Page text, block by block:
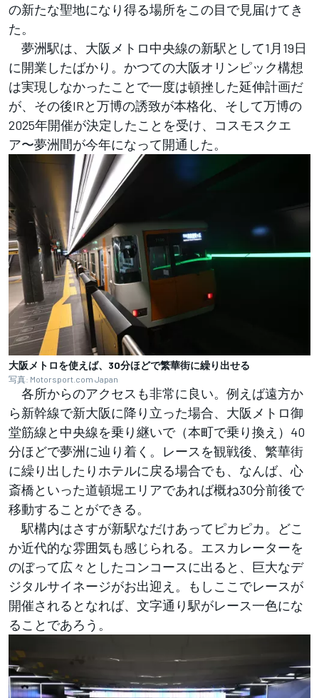
の新たな聖地になり得る場所をこの目で見届けてき
た。
夢洲駅は、大阪メトロ中央線の新駅として1月19日
に開業したばかり。かつての大阪オリンピック構想
は実現しなかったことで一度は頓挫した延伸計画だ
が、その後IRと万博の誘致が本格化、そして万博の
2025年開催が決定したことを受け、コスモスクエ
ア〜夢洲間が今年になって開通した。
大阪メトロを使えば、30分ほどで繁華街に繰り出せる
写真: Motorsport.com Japan
各所からのアクセスも非常に良い。例えば遠方か
ら新幹線で新大阪に降り立った場合、大阪メトロ御
堂筋線と中央線を乗り継いで（本町で乗り換え）40
分ほどで夢洲に辿り着く。レースを観戦後、繁華街
に繰り出したりホテルに戻る場合でも、なんば、心
斎橋といった道頓堀エリアであれば概ね30分前後で
移動することができる。
駅構内はさすが新駅なだけあってピカピカ。どこ
か近代的な雰囲気も感じられる。エスカレーターを
のぼって広々としたコンコースに出ると、巨大なデ
ジタルサイネージがお出迎え。もしここでレースが
開催されるとなれば、文字通り駅がレース一色にな
ることであろう。